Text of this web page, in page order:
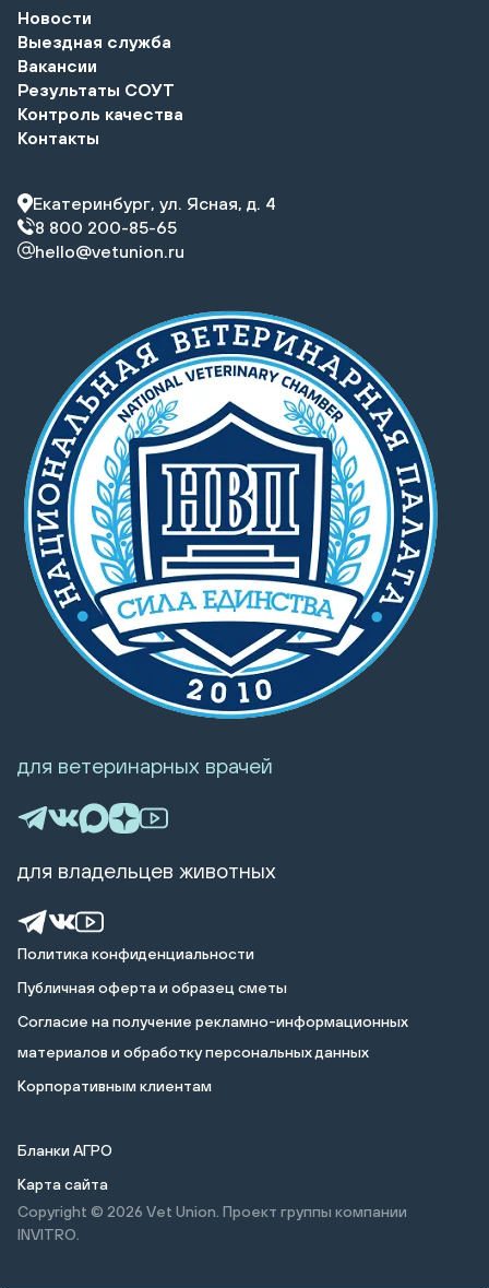
Новости
Выездная служба
Вакансии
Результаты СОУТ
Контроль качества
Контакты
Екатеринбург, ул. Ясная, д. 4
8 800 200-85-65
hello@vetunion.ru
Политика конфиденциальности
Публичная оферта и образец сметы
Cогласие на получение рекламно-информационных
материалов и обработку персональных данных
Корпоративным клиентам
Бланки АГРО
Карта сайта
Copyright © 2026 Vet Union. Проект группы компании
INVITRO.
для ветеринарных врачей
для владельцев животных